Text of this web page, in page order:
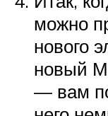
можно
нового
новый
— вам